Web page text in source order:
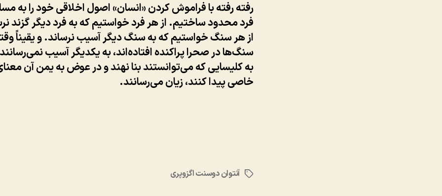
رفته رفته با فراموش کردن «انسان» اصول اخلاقی خود را به
فرد محدود ساختیم. از هر فرد خواستیم که به فرد دیگر گزند
از هر سنگ خواستیم که به سنگ دیگر آسیب نرساند. و یقیناً
سنگ‌ها در صحرا پراکنده افتاده‌اند، به یکدیگر آسیب
به کلیسایی که می‌توانستند بنا نهند و در عوض به یمن آن
خاصی پیدا کنند، زیان می‌رسانند.
برچسب‌ها
آنتوان دوسنت اگزوپری